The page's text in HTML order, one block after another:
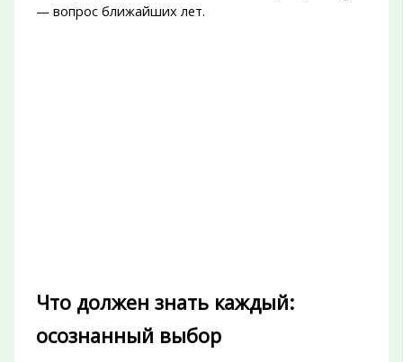
— вопрос ближайших лет.
Что должен знать каждый:
осознанный выбор